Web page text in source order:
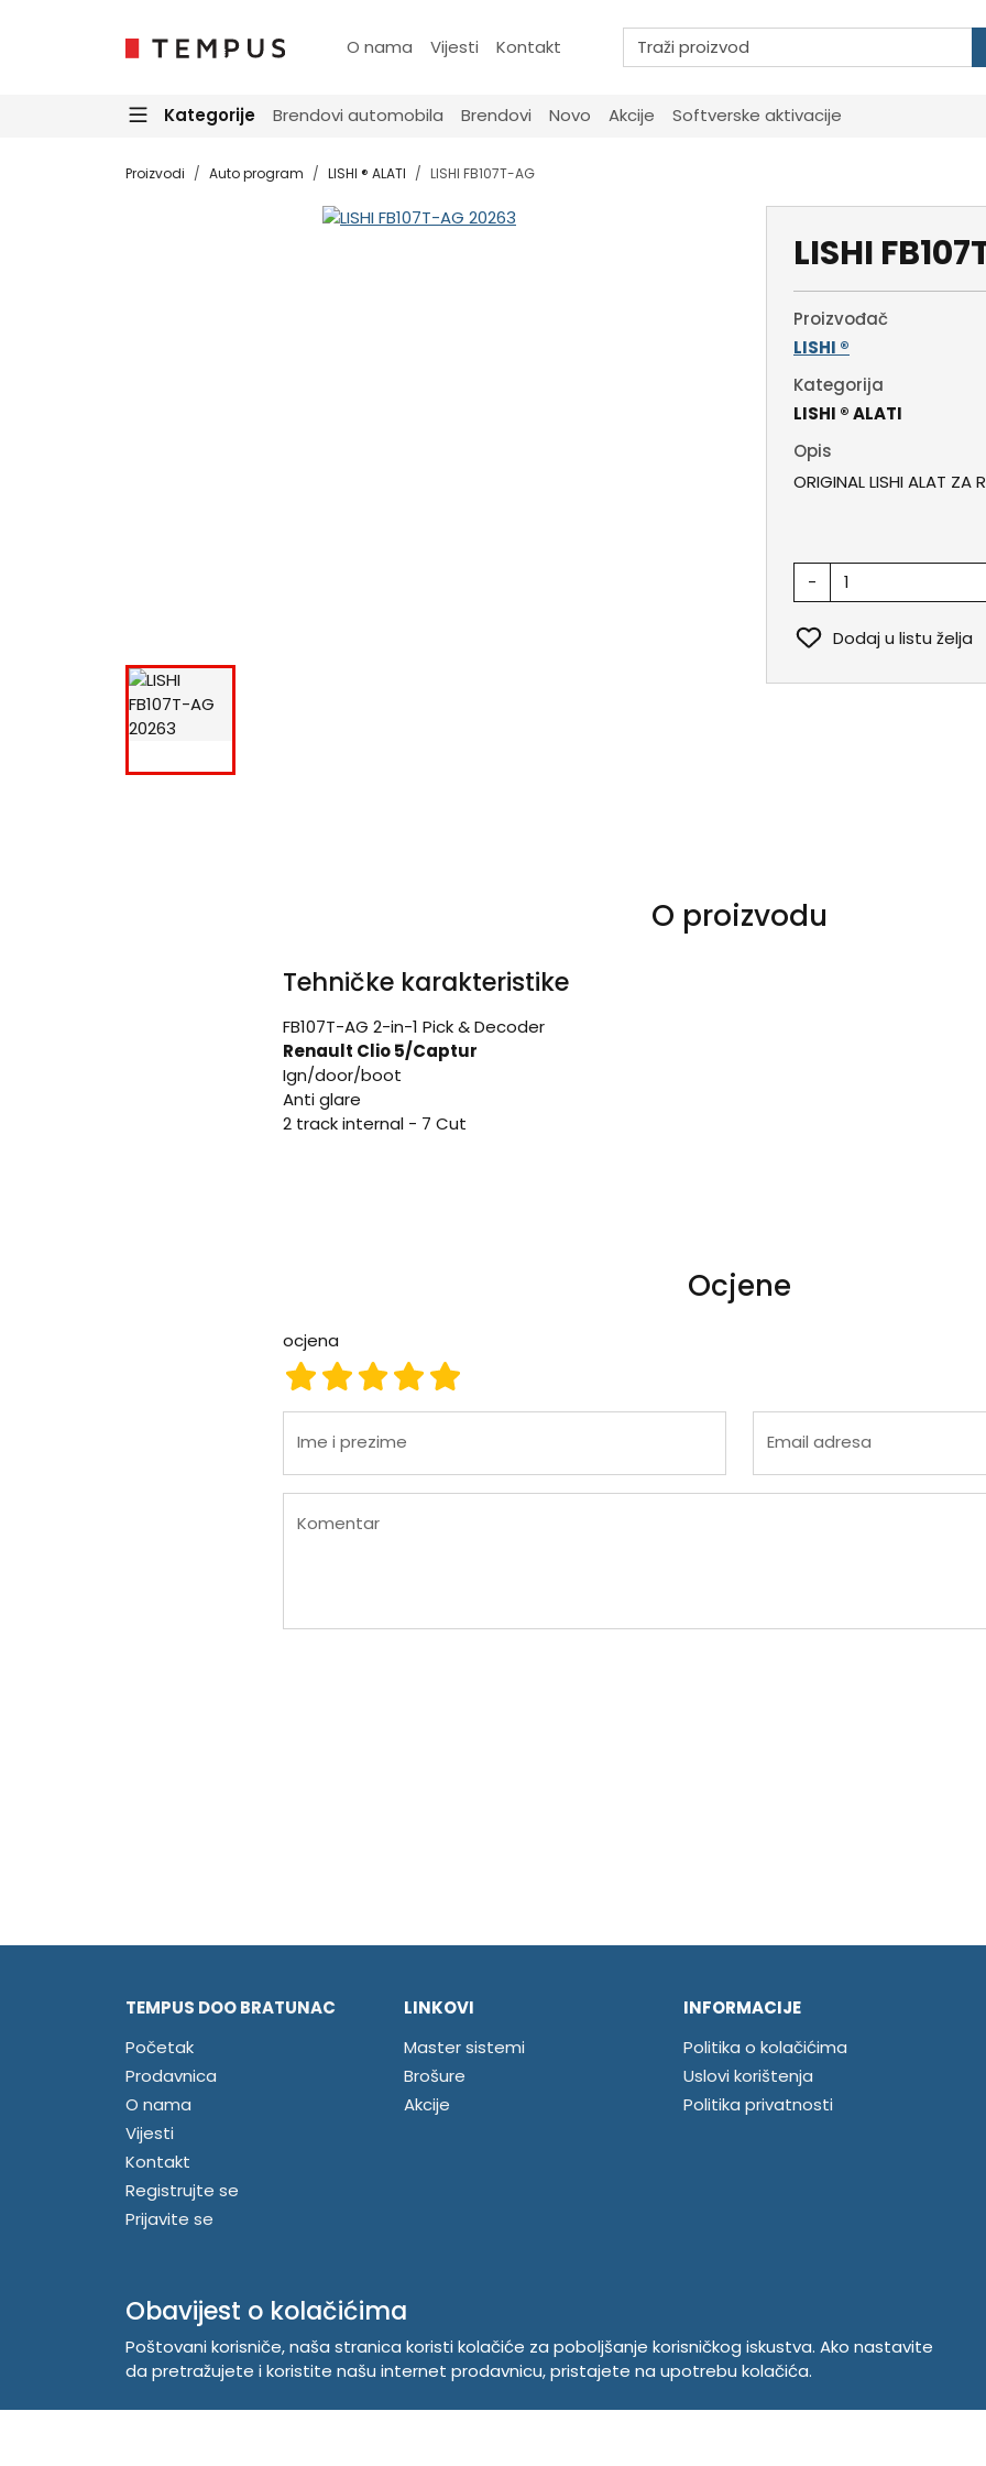
O nama Vijesti Kontakt
Kategorije Brendovi automobila Brendovi Novo Akcije Softverske aktivacije
Proizvodi Auto program LISHI ® ALATI LISHI FB107T-AG
LISHI
Proizvođač
LISHI ®
Kategorija
LISHI ® ALATI
Opis
ORIGINAL LISHI ALAT ZA
-
Dodaj u listu želja
O proizvodu
Tehničke karakteristike
FB107T-AG 2-in-1 Pick & Decoder
Renault Clio 5/Captur
Ign/door/boot
Anti glare
2 track internal - 7 Cut
Ocjene
ocjena
ocjena 5
ocjena 4
ocjena 3
ocjena 2
ocjena 1
Ime i prezime Email adresa
Komentar
TEMPUS DOO BRATUNAC
Početak
Prodavnica
O nama
Vijesti
Kontakt
Registrujte se
Prijavite se
LINKOVI
Master sistemi
Brošure
Akcije
INFORMACIJE
Politika o kolačićima
Uslovi korištenja
Politika privatnosti
Obavijest o kolačićima
Poštovani korisniče, naša stranica koristi kolačiće za poboljšanje korisničkog iskustva. Ako nastavite
da pretražujete i koristite našu internet prodavnicu, pristajete na upotrebu kolačića.